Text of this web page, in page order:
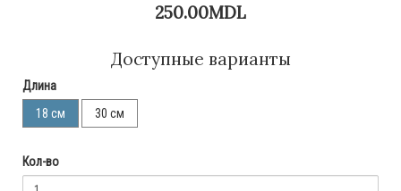
250.00MDL
Доступные варианты
Длина
18 см
30 см
Кол-во